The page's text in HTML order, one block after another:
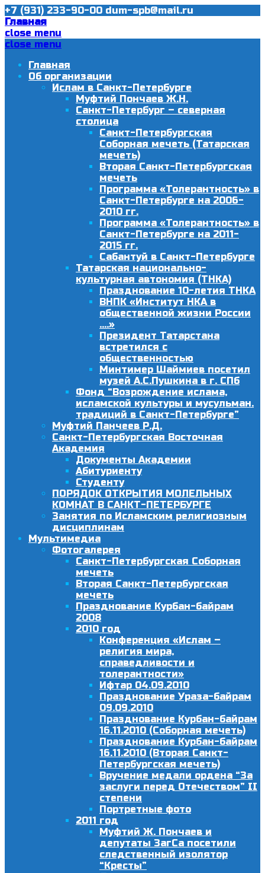
+7 (931) 233-90-00 dum-spb@mail.ru
Главная
close menu
close menu
Главная
Об организации
Ислам в Санкт-Петербурге
Муфтий Пончаев Ж.Н.
Санкт-Петербург – северная
столица
Санкт-Петербургская
Соборная мечеть (Татарская
мечеть)
Вторая Санкт-Петербургская
мечеть
Программа «Толерантность» в
Санкт-Петербурге на 2006-
2010 гг.
Программа «Толерантность» в
Санкт-Петербурге на 2011-
2015 гг.
Сабантуй в Санкт-Петербурге
Татарская национально-
культурная автономия (ТНКА)
Празднование 10-летия ТНКА
ВНПК «Институт НКА в
общественной жизни России
….»
Президент Татарстана
встретился с
общественностью
Минтимер Шаймиев посетил
музей А.С.Пушкина в г. СПб
Фонд “Возрождение ислама,
исламской культуры и мусульман.
традиций в Санкт-Петербурге”
Муфтий Панчеев Р.Д.
Санкт-Петербургская Восточная
Академия
Документы Академии
Абитуриенту
Студенту
ПОРЯДОК ОТКРЫТИЯ МОЛЕЛЬНЫХ
КОМНАТ В САНКТ-ПЕТЕРБУРГЕ
Занятия по Исламским религиозным
дисциплинам
Мультимедиа
Фотогалерея
Санкт-Петербургская Соборная
мечеть
Вторая Санкт-Петербургская
мечеть
Празднование Курбан-байрам
2008
2010 год
Конференция «Ислам –
религия мира,
справедливости и
толерантности»
Ифтар 04.09.2010
Празднование Ураза-байрам
09.09.2010
Празднование Курбан-байрам
16.11.2010 (Соборная мечеть)
Празднование Курбан-байрам
16.11.2010 (Вторая Санкт-
Петербургская мечеть)
Вручение медали ордена “За
заслуги перед Отечеством” II
степени
Портретные фото
2011 год
Муфтий Ж. Пончаев и
депутаты ЗагСа посетили
следственный изолятор
“Кресты”